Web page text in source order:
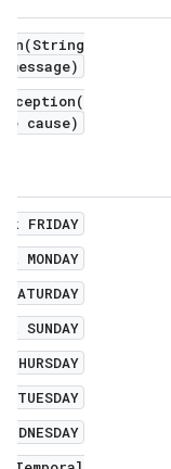
message)
cause)
FRIDAY